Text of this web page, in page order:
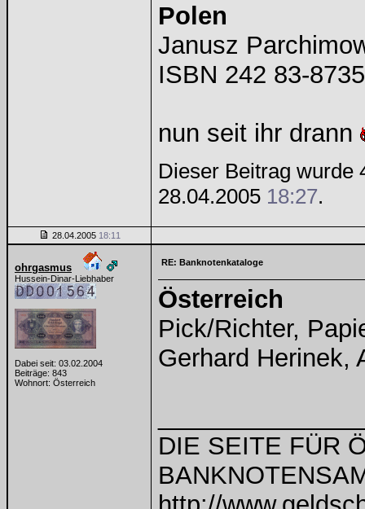
Polen
Janusz
ISBN 242 83-
nun seit ihr drann
Dieser Beitrag wurde
28.04.2005 18:27.
28.04.2005 18:11
ohrgasmus
Hussein-Dinar-Liebhaber
Dabei seit: 03.02.2004
Beiträge: 843
Wohnort: Österreich
RE: Banknotenkataloge
Österreich
Pick/Richter,
Gerhard Herinek,
DIE SEITE FÜR